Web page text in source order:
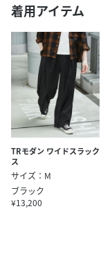
着用アイテム
TRモダン ワイドスラック
ス
サイズ：M
ブラック
¥13,200